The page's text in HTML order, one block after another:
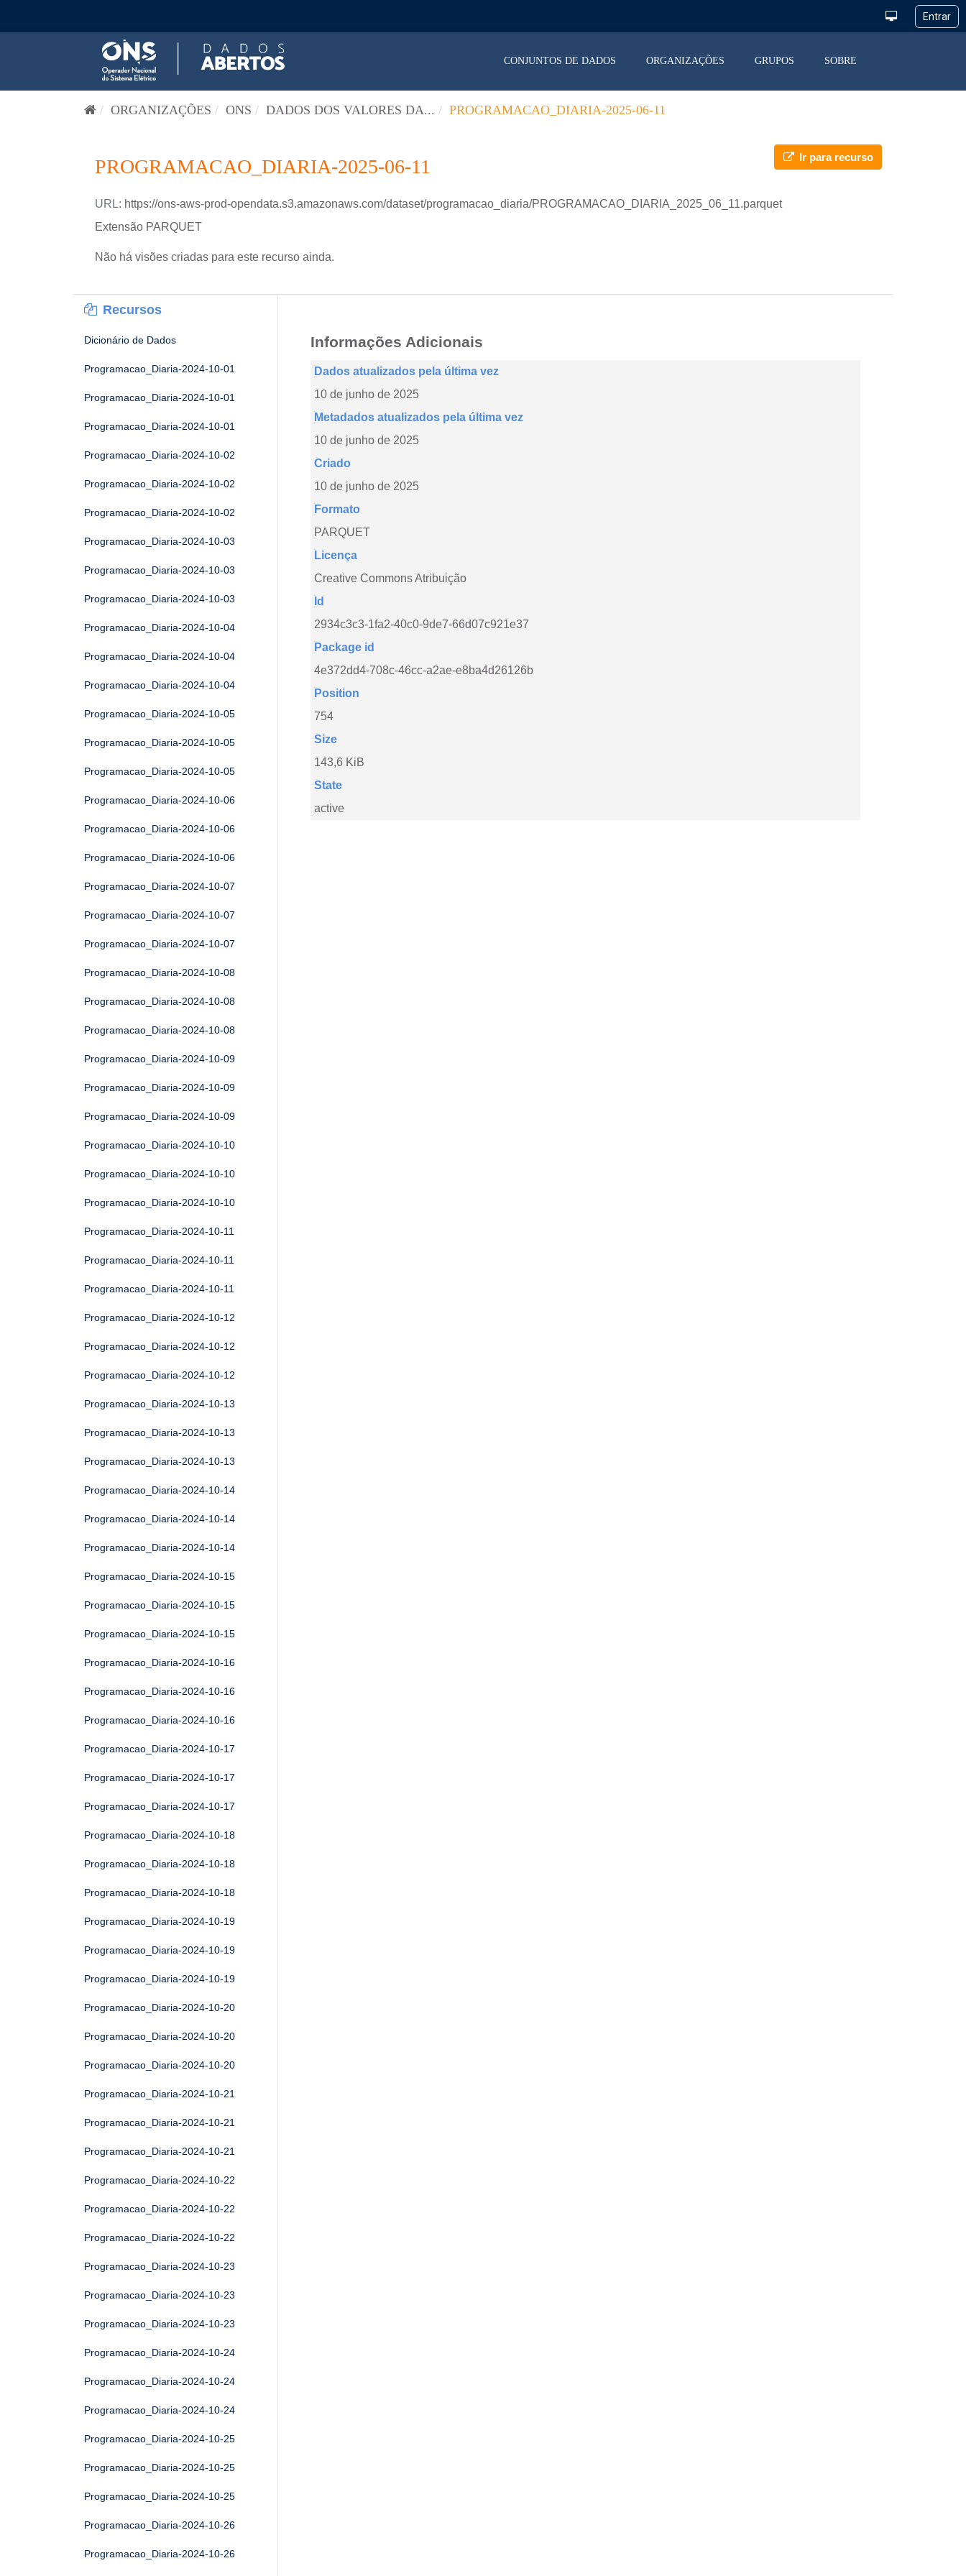
CONJUNTOS DE DADOS ORGANIZAÇÕES GRUPOS SOBRE
ORGANIZAÇÕES ONS DADOS DOS VALORES DA... PROGRAMACAO_DIARIA-2025-06-11
Ir para recurso
PROGRAMACAO_DIARIA-2025-06-11
URL: https://ons-aws-prod-opendata.s3.amazonaws.com/dataset/programacao_diaria/PROGRAMACAO_DIARIA_2025_06_11.parquet
Extensão PARQUET
Não há visões criadas para este recurso ainda.
Recursos
Dicionário de Dados
Programacao_Diaria-2024-10-01
Programacao_Diaria-2024-10-01
Programacao_Diaria-2024-10-01
Programacao_Diaria-2024-10-02
Programacao_Diaria-2024-10-02
Programacao_Diaria-2024-10-02
Programacao_Diaria-2024-10-03
Programacao_Diaria-2024-10-03
Programacao_Diaria-2024-10-03
Programacao_Diaria-2024-10-04
Programacao_Diaria-2024-10-04
Programacao_Diaria-2024-10-04
Programacao_Diaria-2024-10-05
Programacao_Diaria-2024-10-05
Programacao_Diaria-2024-10-05
Programacao_Diaria-2024-10-06
Programacao_Diaria-2024-10-06
Programacao_Diaria-2024-10-06
Programacao_Diaria-2024-10-07
Programacao_Diaria-2024-10-07
Programacao_Diaria-2024-10-07
Programacao_Diaria-2024-10-08
Programacao_Diaria-2024-10-08
Programacao_Diaria-2024-10-08
Programacao_Diaria-2024-10-09
Programacao_Diaria-2024-10-09
Programacao_Diaria-2024-10-09
Programacao_Diaria-2024-10-10
Programacao_Diaria-2024-10-10
Programacao_Diaria-2024-10-10
Programacao_Diaria-2024-10-11
Programacao_Diaria-2024-10-11
Programacao_Diaria-2024-10-11
Programacao_Diaria-2024-10-12
Programacao_Diaria-2024-10-12
Programacao_Diaria-2024-10-12
Programacao_Diaria-2024-10-13
Programacao_Diaria-2024-10-13
Programacao_Diaria-2024-10-13
Programacao_Diaria-2024-10-14
Programacao_Diaria-2024-10-14
Programacao_Diaria-2024-10-14
Programacao_Diaria-2024-10-15
Programacao_Diaria-2024-10-15
Programacao_Diaria-2024-10-15
Programacao_Diaria-2024-10-16
Programacao_Diaria-2024-10-16
Programacao_Diaria-2024-10-16
Programacao_Diaria-2024-10-17
Programacao_Diaria-2024-10-17
Programacao_Diaria-2024-10-17
Programacao_Diaria-2024-10-18
Programacao_Diaria-2024-10-18
Programacao_Diaria-2024-10-18
Programacao_Diaria-2024-10-19
Programacao_Diaria-2024-10-19
Programacao_Diaria-2024-10-19
Programacao_Diaria-2024-10-20
Programacao_Diaria-2024-10-20
Programacao_Diaria-2024-10-20
Programacao_Diaria-2024-10-21
Programacao_Diaria-2024-10-21
Programacao_Diaria-2024-10-21
Programacao_Diaria-2024-10-22
Programacao_Diaria-2024-10-22
Programacao_Diaria-2024-10-22
Programacao_Diaria-2024-10-23
Programacao_Diaria-2024-10-23
Programacao_Diaria-2024-10-23
Programacao_Diaria-2024-10-24
Programacao_Diaria-2024-10-24
Programacao_Diaria-2024-10-24
Programacao_Diaria-2024-10-25
Programacao_Diaria-2024-10-25
Programacao_Diaria-2024-10-25
Programacao_Diaria-2024-10-26
Programacao_Diaria-2024-10-26
Informações Adicionais
Dados atualizados pela última vez
10 de junho de 2025
Metadados atualizados pela última vez
10 de junho de 2025
Criado
10 de junho de 2025
Formato
PARQUET
Licença
Creative Commons Atribuição
Id
2934c3c3-1fa2-40c0-9de7-66d07c921e37
Package id
4e372dd4-708c-46cc-a2ae-e8ba4d26126b
Position
754
Size
143,6 KiB
State
active